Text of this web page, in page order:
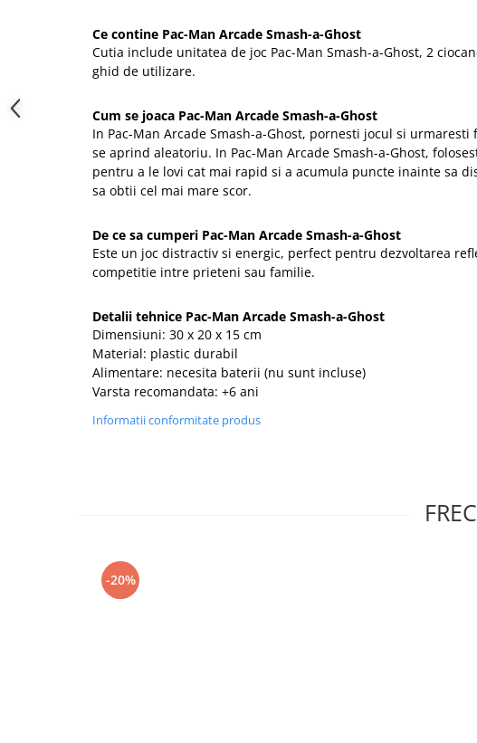
Ce contine Pac-Man Arcade Smash-a-Ghost
Cutia include unitatea de joc Pac-Man Smash-a-Ghost, 2
ghid de utilizare.
Cum se joaca Pac-Man Arcade Smash-a-Ghost
In Pac-Man Arcade Smash-a-Ghost, pornesti jocul si urmaresti
se aprind aleatoriu. In Pac-Man Arcade Smash-a-Ghost,
pentru a le lovi cat mai rapid si a acumula puncte inainte sa
sa obtii cel mai mare scor.
De ce sa cumperi Pac-Man Arcade Smash-a-Ghost
Este un joc distractiv si energic, perfect pentru dezvoltarea
competitie intre prieteni sau familie.
Detalii tehnice Pac-Man Arcade Smash-a-Ghost
Dimensiuni: 30 x 20 x 15 cm
Material: plastic durabil
Alimentare: necesita baterii (nu sunt incluse)
Varsta recomandata: +6 ani
Informatii conformitate produs
-20%